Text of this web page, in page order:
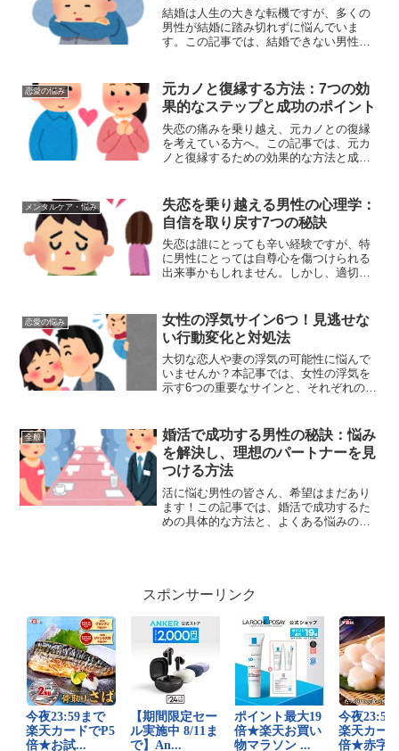
結婚は人生の大きな転機ですが、多くの
男性が結婚に踏み切れずに悩んでいま
す。この記事では、結婚できない男性の
の悩みと解決策結婚できない男性の悩み
は多岐にわたりますが、主...
恋愛の悩み
元カノと復縁する方法：7つの効
果的なステップと成功のポイント
失恋の痛みを乗り越え、元カノとの復縁
を考えている方へ。この記事では、元カ
ノと復縁するための効果的な方法と成功
バイスをお届けします。元カノと復縁す
るための7つの重要ポイン...
メンタルケア・悩み
失恋を乗り越える男性の心理学：
自信を取り戻す7つの秘訣
失恋は誰にとっても辛い経験ですが、特
に男性にとっては自尊心を傷つけられる
出来事かもしれません。しかし、適切な
男性が失恋を乗り越え、自信を取り戻す
ための効果的な方法をご紹...
恋愛の悩み
女性の浮気サイン6つ！見逃せな
い行動変化と対処法
大切な恋人や妻の浮気の可能性に悩んで
いませんか？本記事では、女性の浮気を
示す6つの重要なサインと、それぞれの対
機を早期に発見し、適切に対応すること
ができるでしょう。女性...
全般
婚活で成功する男性の秘訣：悩み
を解決し、理想のパートナーを見
つける方法
活に悩む男性の皆さん、希望はまだあり
ます！この記事では、婚活で成功するた
めの具体的な方法と、よくある悩みの解
スポンサーリンク